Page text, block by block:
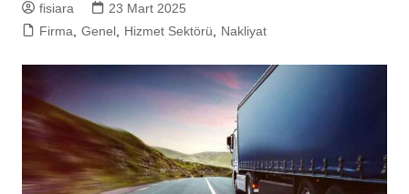
fisiara
23 Mart 2025
Firma
Genel, Hizmet Sektörü Nakliyat